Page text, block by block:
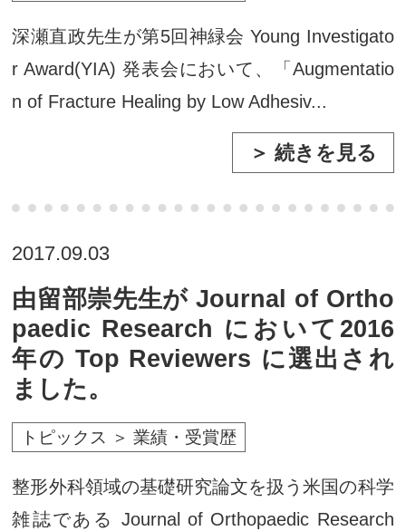
深瀬直政先生が第5回神緑会 Young Investigato
r Award(YIA) 発表会において、「Augmentatio
n of Fracture Healing by Low Adhesiv...
＞ 続きを見る
2017.09.03
由留部崇先生が Journal of Ortho
paedic Research において2016
年の Top Reviewers に選出され
ました。
トピックス ＞ 業績・受賞歴
整形外科領域の基礎研究論文を扱う米国の科学
雑誌である Journal of Orthopaedic Research